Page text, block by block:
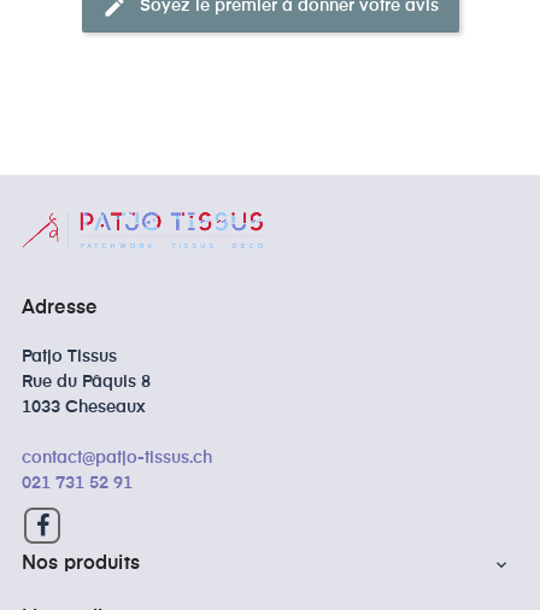
edit Soyez le premier à donner votre avis
Adresse
Patjo Tissus
Rue du Pâquis 8
1033 Cheseaux
contact@patjo-tissus.ch
021 731 52 91
Nos produits 